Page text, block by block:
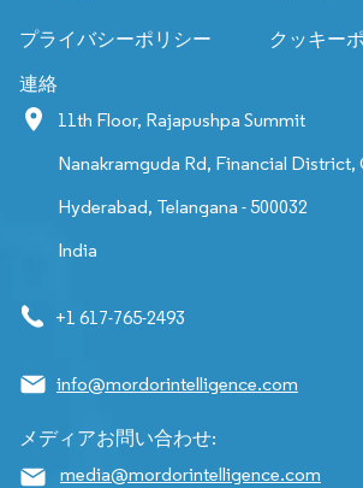
プライバシーポリシー クッキー
連絡
11th Floor, Rajapushpa Summit
Nanakramguda Rd, Financial
Hyderabad, Telangana - 500032
India
+1 617-765-2493
info@mordorintelligence.com
メディアお問い合わせ:
media@mordorintelligence.com